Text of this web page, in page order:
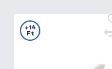
+14
Ft